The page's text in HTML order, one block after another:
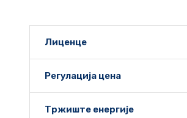
Лиценце
Регулација цена
Тржиште енергије